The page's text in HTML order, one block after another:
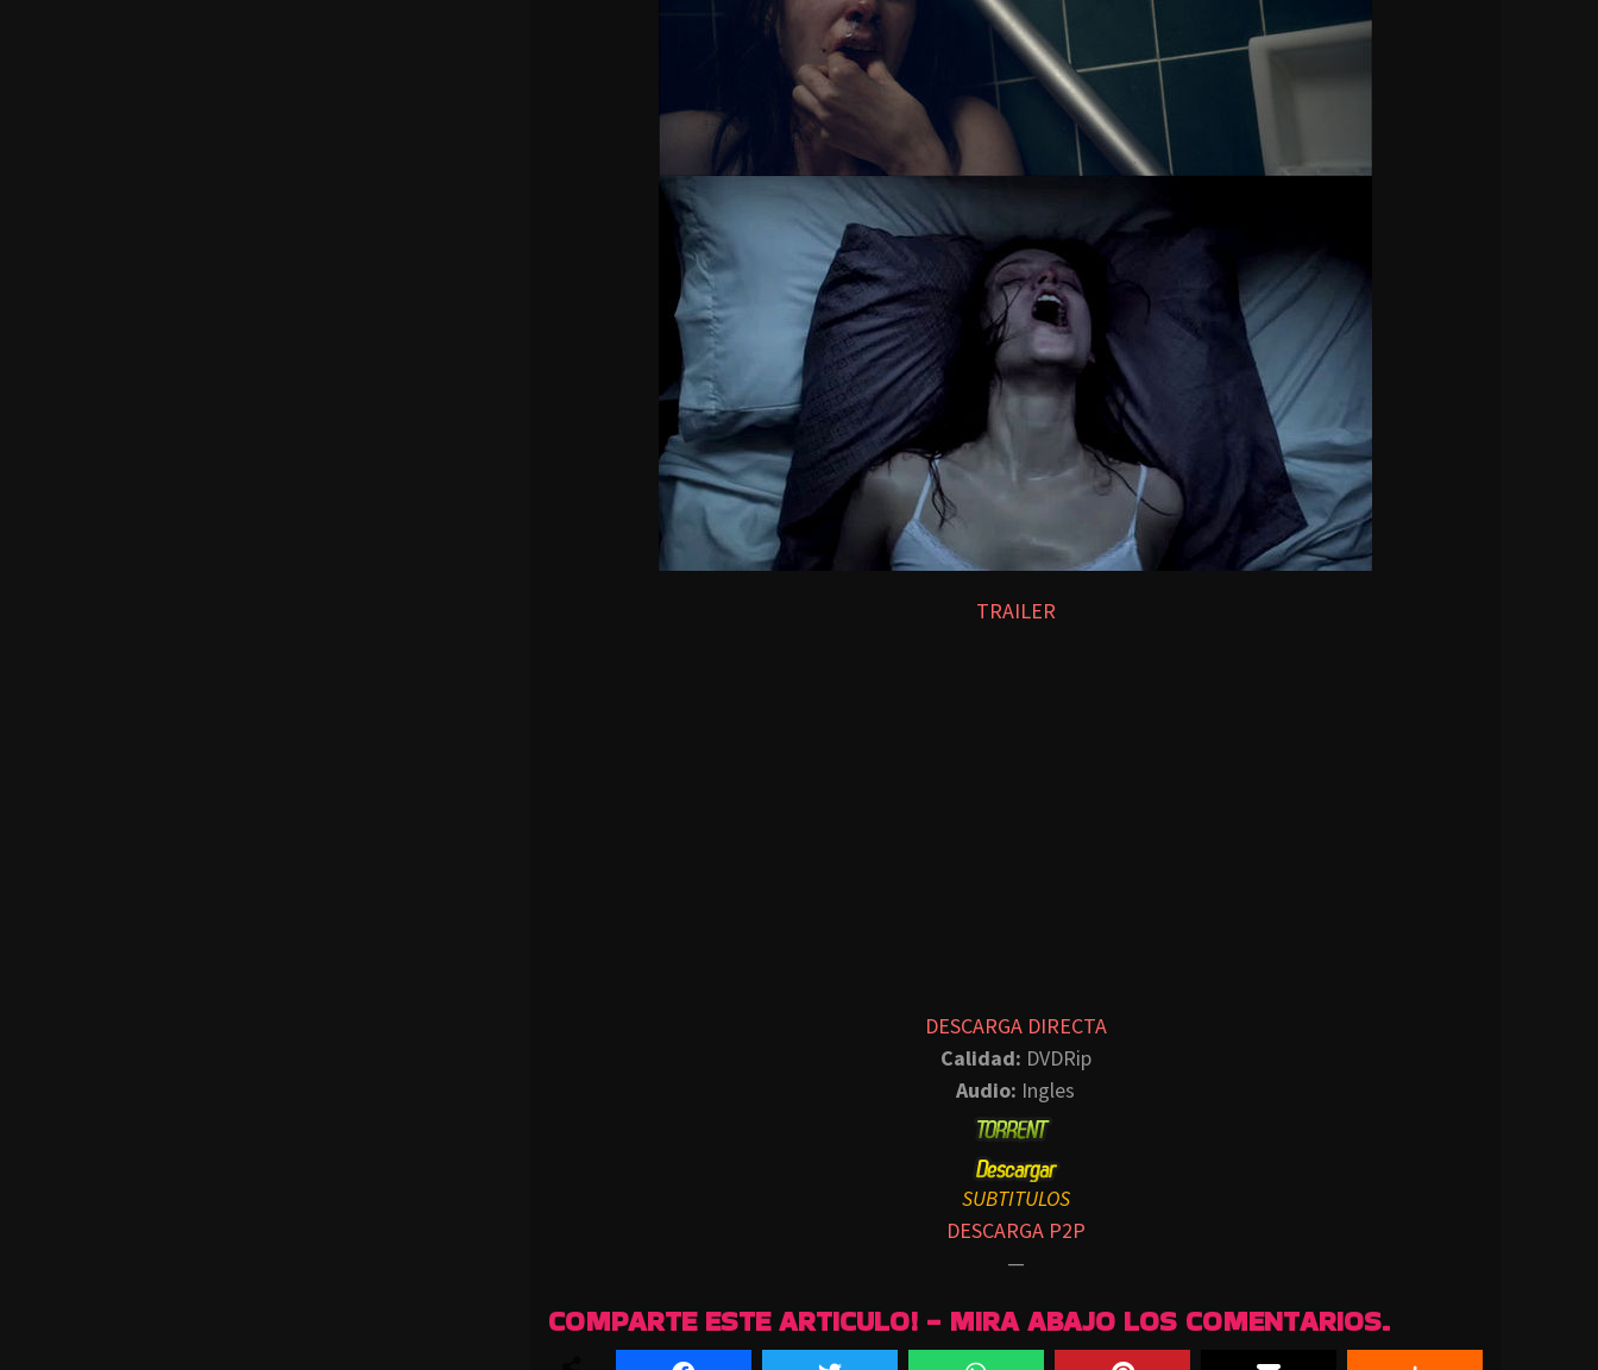
TRAILER
DESCARGA DIRECTA
Calidad: DVDRip
Audio: Ingles
SUBTITULOS
DESCARGA P2P
—
COMPARTE ESTE ARTICULO! - MIRA ABAJO LOS COMENTARIOS.